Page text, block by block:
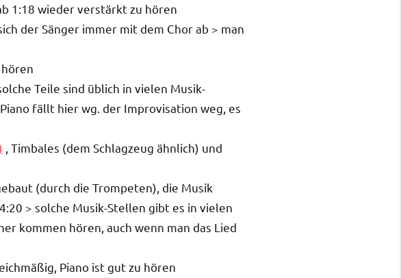
1:18 wieder verstärkt zu hören
der Sänger immer mit dem Chor ab > man
Teile sind üblich in vielen Musik-
fällt hier wg. der Improvisation weg, es
, Timbales (dem Schlagzeug ähnlich) und
(durch die Trompeten), die Musik
> solche Musik-Stellen gibt es in vielen
kommen hören, auch wenn man das Lied
Piano ist gut zu hören